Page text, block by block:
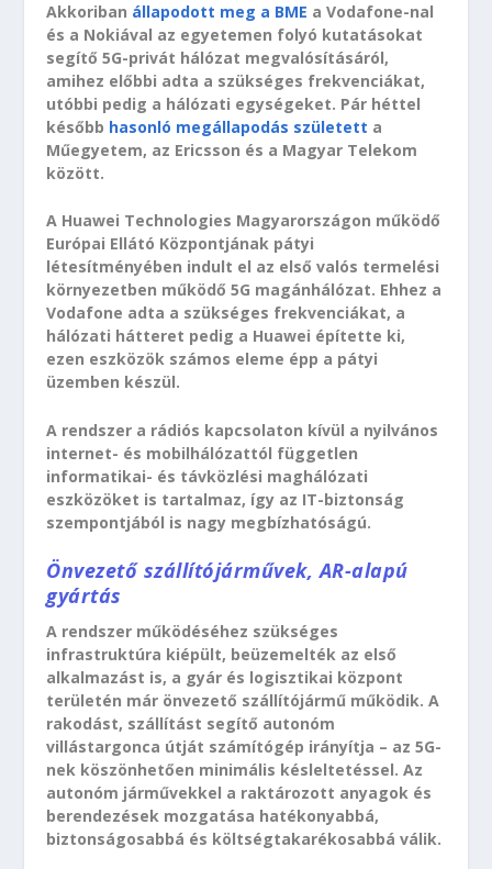
Akkoriban állapodott meg a BME a Vodafone-nal
és a Nokiával az egyetemen folyó kutatásokat
segítő 5G-privát hálózat megvalósításáról,
amihez előbbi adta a szükséges frekvenciákat,
utóbbi pedig a hálózati egységeket. Pár héttel
később hasonló megállapodás született a
Műegyetem, az Ericsson és a Magyar Telekom
között.
A Huawei Technologies Magyarországon működő
Európai Ellátó Központjának pátyi
létesítményében indult el az első valós termelési
környezetben működő 5G magánhálózat. Ehhez a
Vodafone adta a szükséges frekvenciákat, a
hálózati hátteret pedig a Huawei építette ki,
ezen eszközök számos eleme épp a pátyi
üzemben készül.
A rendszer a rádiós kapcsolaton kívül a nyilvános
internet- és mobilhálózattól független
informatikai- és távközlési maghálózati
eszközöket is tartalmaz, így az IT-biztonság
szempontjából is nagy megbízhatóságú.
Önvezető szállítójárművek, AR-alapú
gyártás
A rendszer működéséhez szükséges
infrastruktúra kiépült, beüzemelték az első
alkalmazást is, a gyár és logisztikai központ
területén már önvezető szállítójármű működik. A
rakodást, szállítást segítő autonóm
villástargonca útját számítógép irányítja – az 5G-
nek köszönhetően minimális késleltetéssel. Az
autonóm járművekkel a raktározott anyagok és
berendezések mozgatása hatékonyabbá,
biztonságosabbá és költségtakarékosabbá válik.